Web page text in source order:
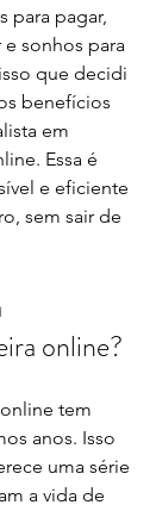
para pagar,
e sonhos para
que decidi
benefícios
em
Essa é
e eficiente
sem sair de
online?
tem
anos. Isso
uma série
a vida de